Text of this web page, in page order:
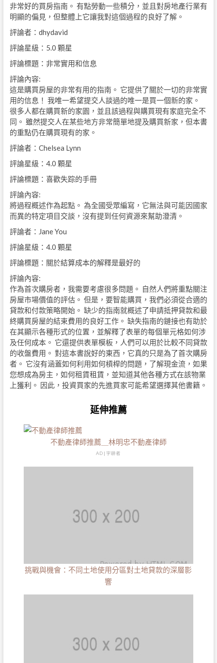
非常好的買房指南。 有點勞動一些積分，並且對房地產行業有
明顯的偏見，但整體上它讓我對這個過程的良好了解。
評論者：dhydavid
評論星級：5.0 顆星
評論標題：非常實用和信息
評論內容:
這是購買房屋的非常有用的指南。 它提供了關於一切的非常實
用的信息！ 我唯一希望提交人談過的唯一是買一個新的家。
很多人都在購買新的家園，並且該過程與購買現有家庭完全不
同。 雖然提交人在某些地方非常簡單地提及購買新家，但本書
的重點仍在購買現有的家。
評論者：Chelsea Lynn
評論星級：4.0 顆星
評論標題：喜歡失踪的手冊
評論內容:
將過程概述作為起點。 為全國受眾編寫，它無法與可能因國家
而異的特定項目交談，沒有提到任何資源來幫助澄清。
評論者：Jane You
評論星級：4.0 顆星
評論標題：關於結算成本的解釋是最好的
評論內容:
作為首次購房者，我需要考慮很多問題。 自然人們將重點關注
房屋市場價值的評估。 但是，要智能購買，我們必須從合適的
貸款和付款策略開始。 缺少的指南就概述了申請抵押貸款和最
終購買房屋的結束費用的良好工作。 缺失指南的鏈接也有助於
在其顯示各種形式的位置，並解釋了表單的每個單元格如何涉
及任何成本。 它還提供表單模板，人們可以用於比較不同貸款
的收盤費用。 對這本書說好的東西，它真的只是為了首次購房
者。 它沒有涵蓋如何利用如何槓桿的問題，了解現金流，如果
您想成為房主，如何租賃租賃，並知道其他各種方式在該物業
上獲利。 因此，投資買家的先進買家可能希望選擇其他書籍。
延伸推薦
不動產律師推薦＿林明忠不動產律師
AD | 字耕者
挑戰與機會：不同土地使用分區對土地貸款的深層影
響